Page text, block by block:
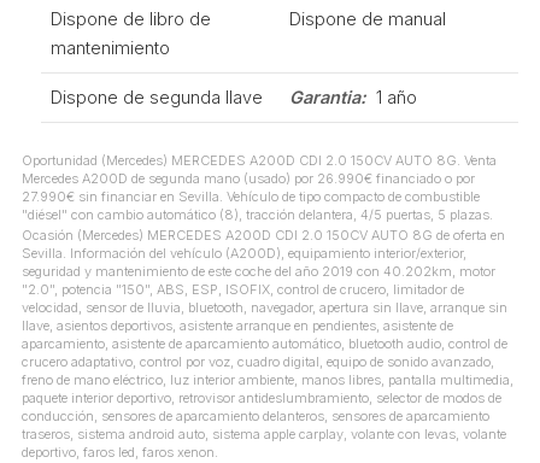
Dispone de libro de
mantenimiento
Dispone de manual
Dispone de segunda llave Garantia: 1 año
Oportunidad (Mercedes) MERCEDES A200D CDI 2.0 150CV AUTO 8G. Venta
Mercedes A200D de segunda mano (usado) por 26.990€ financiado o por
27.990€ sin financiar en Sevilla. Vehículo de tipo compacto de combustible
"diésel" con cambio automático (8), tracción delantera, 4/5 puertas, 5 plazas.
Ocasión (Mercedes) MERCEDES A200D CDI 2.0 150CV AUTO 8G de oferta en
Sevilla. Información del vehículo (A200D), equipamiento interior/exterior,
seguridad y mantenimiento de este coche del año 2019 con 40.202km, motor
"2.0", potencia "150", ABS, ESP, ISOFIX, control de crucero, limitador de
velocidad, sensor de lluvia, bluetooth, navegador, apertura sin llave, arranque sin
llave, asientos deportivos, asistente arranque en pendientes, asistente de
aparcamiento, asistente de aparcamiento automático, bluetooth audio, control de
crucero adaptativo, control por voz, cuadro digital, equipo de sonido avanzado,
freno de mano eléctrico, luz interior ambiente, manos libres, pantalla multimedia,
paquete interior deportivo, retrovisor antideslumbramiento, selector de modos de
conducción, sensores de aparcamiento delanteros, sensores de aparcamiento
traseros, sistema android auto, sistema apple carplay, volante con levas, volante
deportivo, faros led, faros xenon.